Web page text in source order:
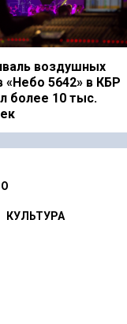
воздушных
«Небо 5642» в КБР
более 10 тыс.
КУЛЬТУРА